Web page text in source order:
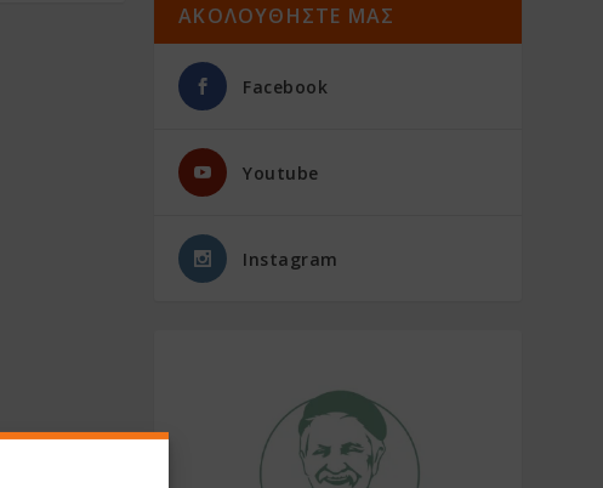
ΑΚΟΛΟΥΘΗΣΤΕ ΜΑΣ
Facebook
Youtube
Instagram